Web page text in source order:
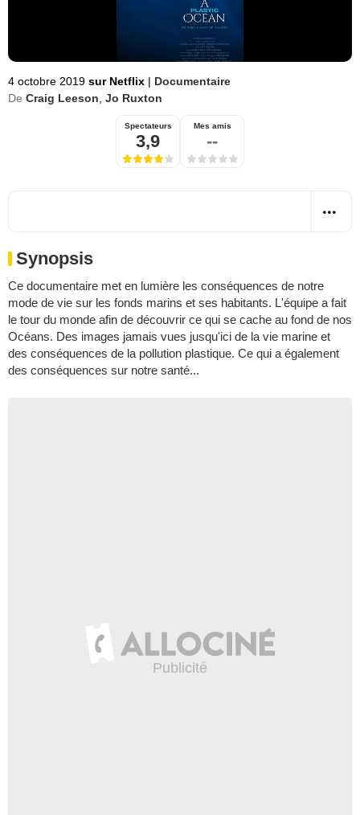
4 octobre 2019 sur Netflix | Documentaire
De Craig Leeson Jo Ruxton
Spectateurs
3,9
Mes amis
--
Synopsis
Ce documentaire met en lumière les conséquences de notre
mode de vie sur les fonds marins et ses habitants. L'équipe a fait
le tour du monde afin de découvrir ce qui se cache au fond de nos
Océans. Des images jamais vues jusqu'ici de la vie marine et
des conséquences de la pollution plastique. Ce qui a également
des conséquences sur notre santé...